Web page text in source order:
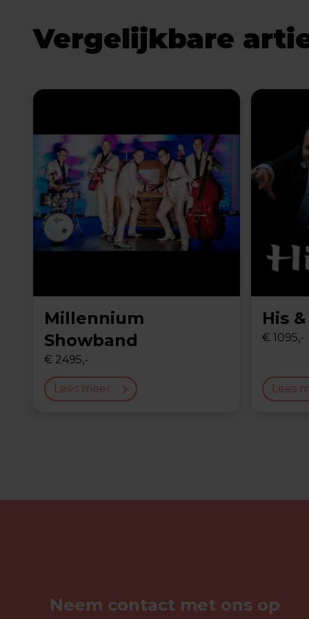
Vergelijkbare
Millennium
Showband
€ 2495,-
Lees meer
His
€ 1095,-
Lees
Neem contact met ons op